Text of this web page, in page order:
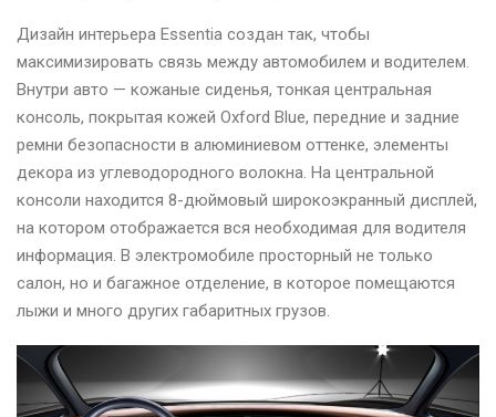
Дизайн интерьера Essentia создан так, чтобы
максимизировать связь между автомобилем и водителем.
Внутри авто — кожаные сиденья, тонкая центральная
консоль, покрытая кожей Oxford Blue, передние и задние
ремни безопасности в алюминиевом оттенке, элементы
декора из углеводородного волокна. На центральной
консоли находится 8-дюймовый широкоэкранный дисплей,
на котором отображается вся необходимая для водителя
информация. В электромобиле просторный не только
салон, но и багажное отделение, в которое помещаются
лыжи и много других габаритных грузов.